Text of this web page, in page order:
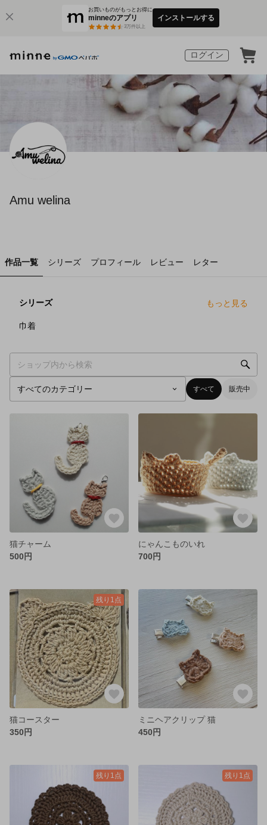
お買いものがもっとお得に
minneのアプリ
3万件以上
インストールする
ログイン
Amu welina
作品一覧 シリーズ プロフィール レビュー レター
シリーズ もっと見る
巾着
すべて 販売中
猫チャーム
500円
にゃんこものいれ
700円
残り1点
猫コースター
350円
ミニヘアクリップ 猫
450円
残り1点 残り1点